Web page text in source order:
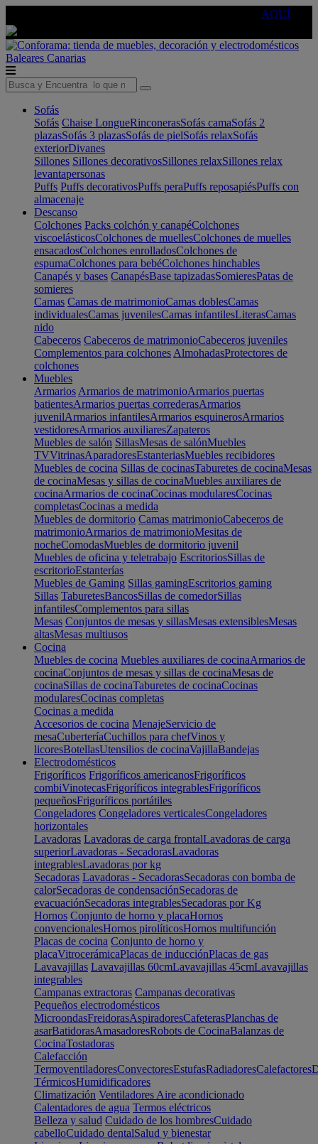
AQUÍ
Baleares Canarias
Sofás
Sofás Chaise LongueRinconerasSofás camaSofás 2
plazasSofás 3 plazasSofás de pielSofás relaxSofás
exteriorDivanes
Sillones Sillones decorativosSillones relaxSillones relax
levantapersonas
Puffs Puffs decorativosPuffs peraPuffs reposapiésPuffs con
almacenaje
Descanso
Colchones Packs colchón y canapéColchones
viscoelásticosColchones de muellesColchones de muelles
ensacadosColchones enrolladosColchones de
espumaColchones para bebéColchones hinchables
Canapés y bases CanapésBase tapizadasSomieresPatas de
somieres
Camas Camas de matrimonioCamas doblesCamas
individualesCamas juvenilesCamas infantilesLiterasCamas
nido
Cabeceros Cabeceros de matrimonioCabeceros juveniles
Complementos para colchones AlmohadasProtectores de
colchones
Muebles
Armarios Armarios de matrimonioArmarios puertas
batientesArmarios puertas correderasArmarios
juvenilArmarios infantilesArmarios esquinerosArmarios
vestidoresArmarios auxiliaresZapateros
Muebles de salón SillasMesas de salónMuebles
TVVitrinasAparadoresEstanteriasMuebles recibidores
Muebles de cocina Sillas de cocinasTaburetes de cocinaMesas
de cocinaMesas y sillas de cocinaMuebles auxiliares de
cocinaArmarios de cocinaCocinas modularesCocinas
completasCocinas a medida
Muebles de dormitorio Camas matrimonioCabeceros de
matrimonioArmarios de matrimonioMesitas de
nocheComodasMuebles de dormitorio juvenil
Muebles de oficina y teletrabajo EscritoriosSillas de
escritorioEstanterías
Muebles de Gaming Sillas gamingEscritorios gaming
Sillas TaburetesBancosSillas de comedorSillas
infantilesComplementos para sillas
Mesas Conjuntos de mesas y sillasMesas extensiblesMesas
altasMesas multiusos
Cocina
Muebles de cocina Muebles auxiliares de cocinaArmarios de
cocinaConjuntos de mesas y sillas de cocinaMesas de
cocinaSillas de cocinaTaburetes de cocinaCocinas
modularesCocinas completas
Cocinas a medida
Accesorios de cocina MenajeServicio de
mesaCuberteríaCuchillos para chefVinos y
licoresBotellasUtensilios de cocinaVajillaBandejas
Electrodomésticos
Frigoríficos Frigoríficos americanosFrigoríficos
combiVinotecasFrigoríficos integrablesFrigoríficos
pequeñosFrigoríficos portátiles
Congeladores Congeladores verticalesCongeladores
horizontales
Lavadoras Lavadoras de carga frontalLavadoras de carga
superiorLavadoras - SecadorasLavadoras
integrablesLavadoras por kg
Secadoras Lavadoras - SecadorasSecadoras con bomba de
calorSecadoras de condensaciónSecadoras de
evacuaciónSecadoras integrablesSecadoras por Kg
Hornos Conjunto de horno y placaHornos
convencionalesHornos pirolíticosHornos multifunción
Placas de cocina Conjunto de horno y
placaVitrocerámicaPlacas de inducciónPlacas de gas
Lavavajillas Lavavajillas 60cmLavavajillas 45cmLavavajillas
integrables
Campanas extractoras Campanas decorativas
Pequeños electrodomésticos
MicroondasFreidorasAspiradoresCafeterasPlanchas de
asarBatidorasAmasadoresRobots de CocinaBalanzas de
CocinaTostadoras
Calefacción
TermoventiladoresConvectoresEstufasRadiadoresCalefactores
TérmicosHumidificadores
Climatización Ventiladores Aire acondicionado
Calentadores de agua Termos eléctricos
Belleza y salud Cuidado de los hombresCuidado
cabelloCuidado dentalSalud y bienestar